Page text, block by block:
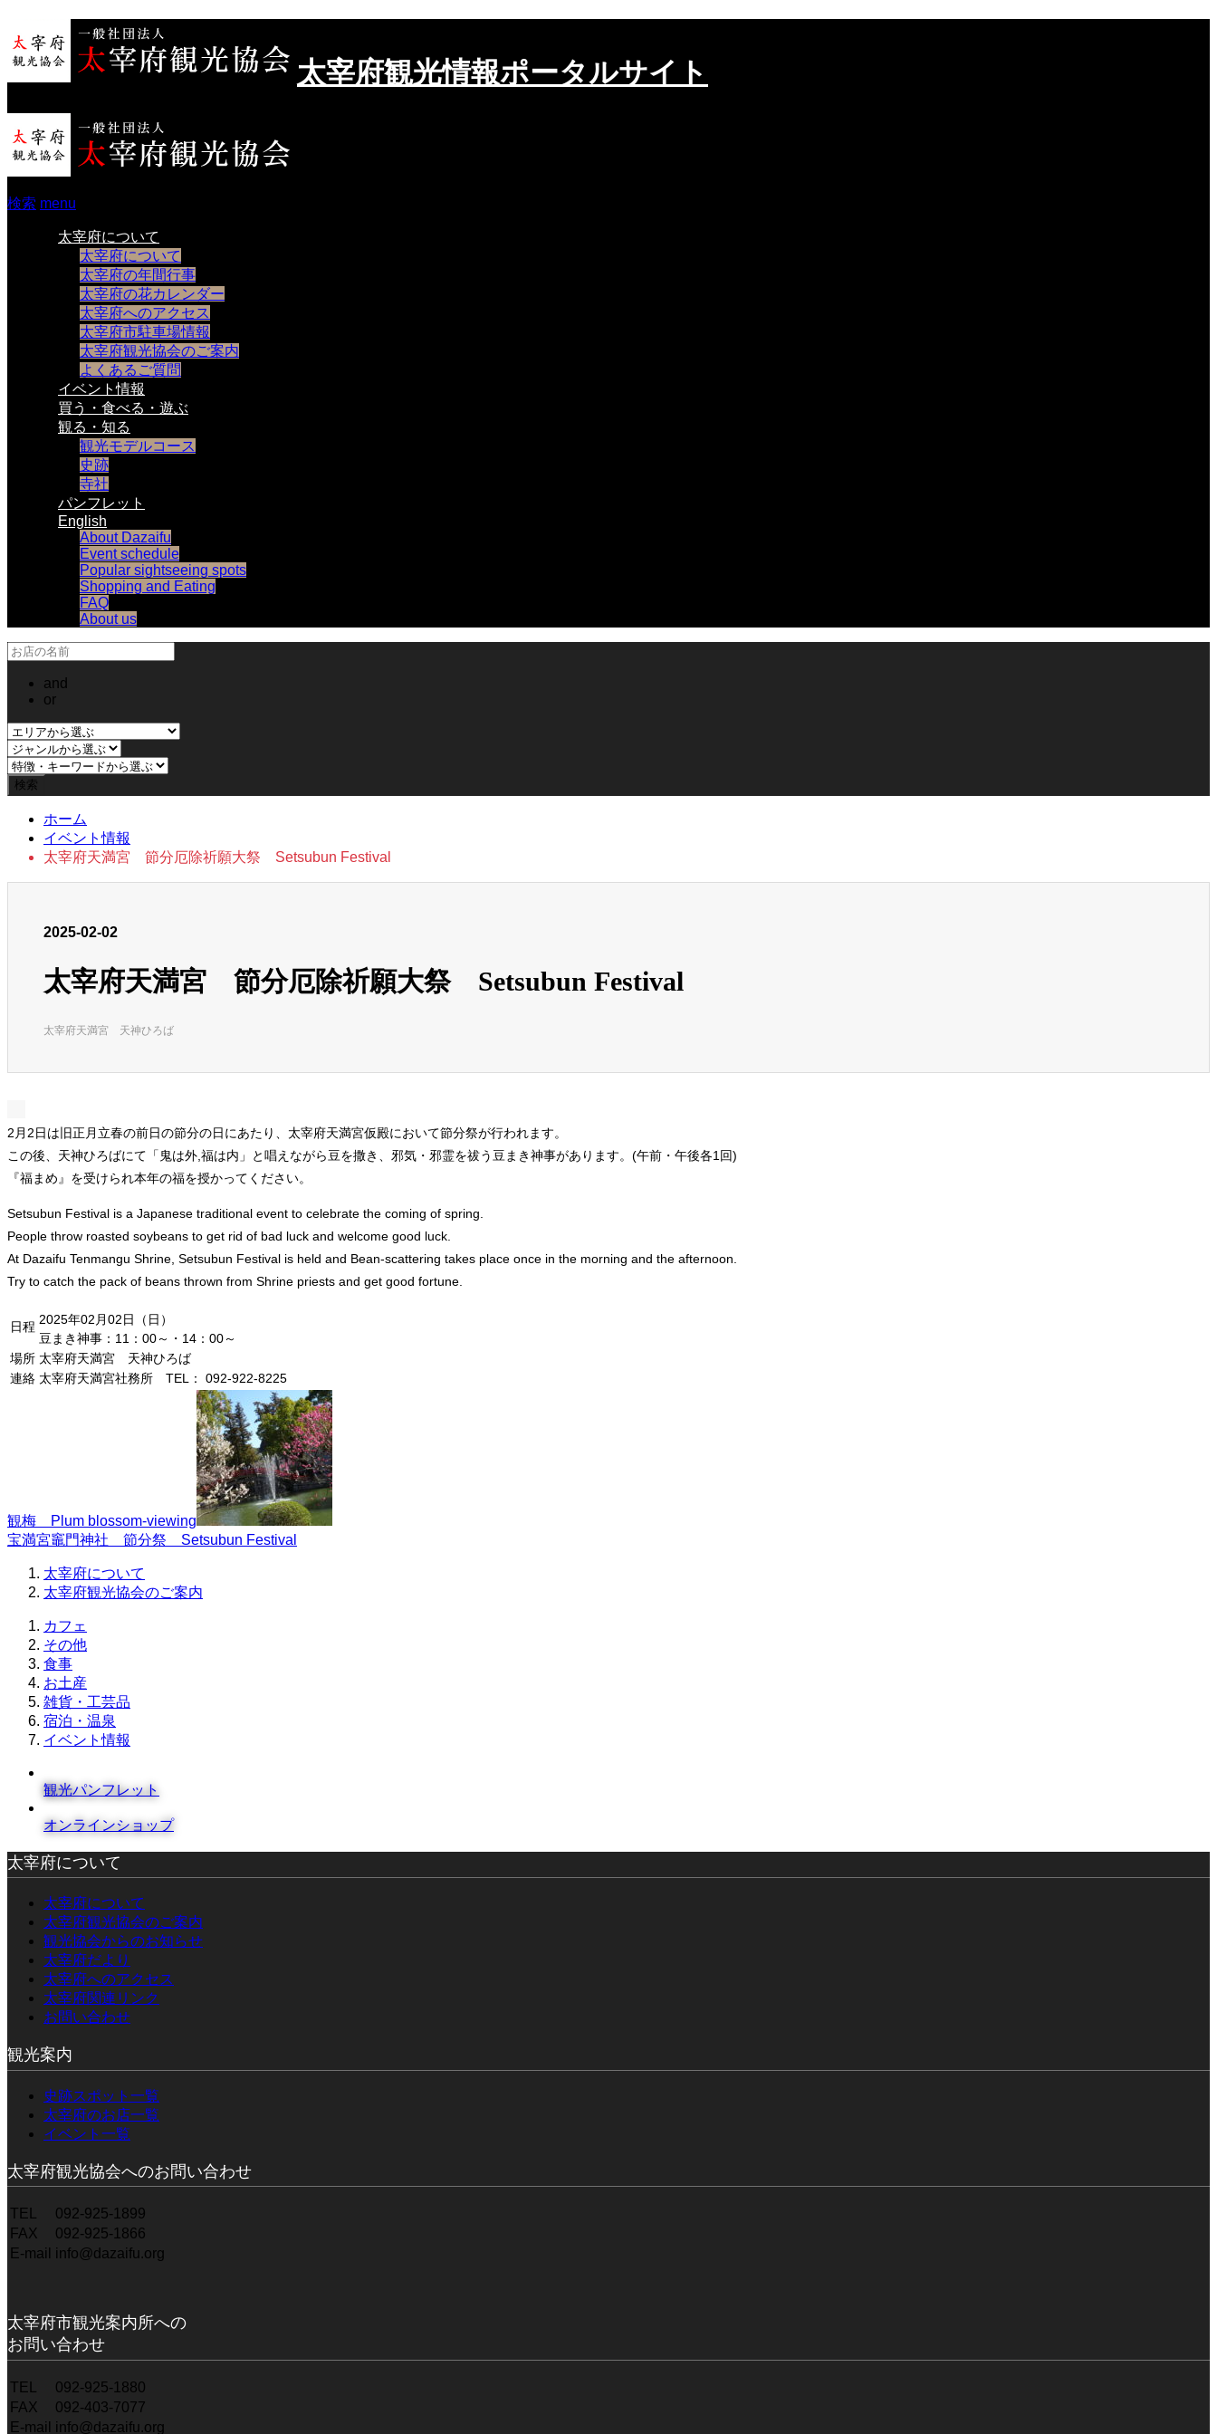
太宰府観光情報ポータルサイト
検索 menu
太宰府について
太宰府について
太宰府の年間行事
太宰府の花カレンダー
太宰府へのアクセス
太宰府市駐車場情報
太宰府観光協会のご案内
よくあるご質問
イベント情報
買う・食べる・遊ぶ
観る・知る
観光モデルコース
史跡
寺社
パンフレット
English
About Dazaifu
Event schedule
Popular sightseeing spots
Shopping and Eating
FAQ
About us
and
or
ホーム
イベント情報
太宰府天満宮 節分厄除祈願大祭 Setsubun Festival
2025-02-02
太宰府天満宮 節分厄除祈願大祭 Setsubun Festival
太宰府天満宮 天神ひろば
2月2日は旧正月立春の前日の節分の日にあたり、太宰府天満宮仮殿において節分祭が行われます。
この後、天神ひろばにて「鬼は外,福は内」と唱えながら豆を撒き、邪気・邪霊を祓う豆まき神事があります。(午前・午後各1回)
『福まめ』を受けられ本年の福を授かってください。
Setsubun Festival is a Japanese traditional event to celebrate the coming of spring.
People throw roasted soybeans to get rid of bad luck and welcome good luck.
At Dazaifu Tenmangu Shrine, Setsubun Festival is held and Bean-scattering takes place once in the morning and the afternoon.
Try to catch the pack of beans thrown from Shrine priests and get good fortune.
日程 2025年02月02日（日）
豆まき神事：11：00～・14：00～
場所 太宰府天満宮 天神ひろば
連絡 太宰府天満宮社務所 TEL： 092-922-8225
観梅 Plum blossom-viewing
宝満宮竈門神社 節分祭 Setsubun Festival
太宰府について
太宰府観光協会のご案内
カフェ
その他
食事
お土産
雑貨・工芸品
宿泊・温泉
イベント情報
観光パンフレット
オンラインショップ
太宰府について
太宰府について
太宰府観光協会のご案内
観光協会からのお知らせ
太宰府だより
太宰府へのアクセス
太宰府関連リンク
お問い合わせ
観光案内
史跡スポット一覧
太宰府のお店一覧
イベント一覧
太宰府観光協会へのお問い合わせ
TEL
092-925-1899
FAX
092-925-1866
E-mail
info@dazaifu.org
太宰府市観光案内所への
お問い合わせ
TEL
092-925-1880
FAX
092-403-7077
E-mail
info@dazaifu.org